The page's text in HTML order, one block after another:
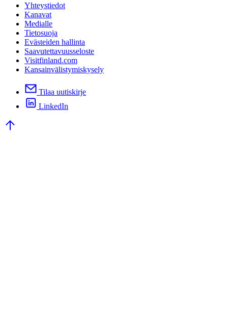
Yhteystiedot
Kanavat
Medialle
Tietosuoja
Evästeiden hallinta
Saavutettavuusseloste
Visitfinland.com
Kansainvälistymiskysely
Tilaa uutiskirje
LinkedIn